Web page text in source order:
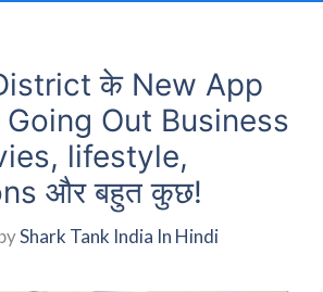
के New App
Out Business
lifestyle,
और बहुत कुछ!
Shark Tank India In Hindi